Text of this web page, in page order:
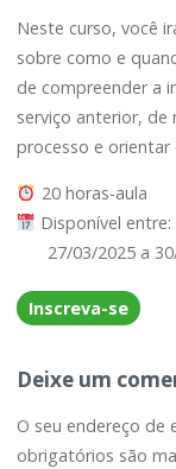
Neste curso, você
sobre como e
de compreender a
serviço anterior, de
processo e
20 horas-aula
Disponível entre:
27/03/2025 a
Inscreva-se
Deixe um
O seu endereço de
obrigatórios são